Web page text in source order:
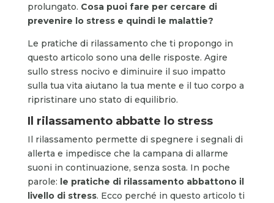
prolungato. Cosa puoi fare per cercare di
prevenire lo stress e quindi le malattie?
Le pratiche di rilassamento che ti propongo in
questo articolo sono una delle risposte. Agire
sullo stress nocivo e diminuire il suo impatto
sulla tua vita aiutano la tua mente e il tuo corpo a
ripristinare uno stato di equilibrio.
Il rilassamento abbatte lo stress
Il rilassamento permette di spegnere i segnali di
allerta e impedisce che la campana di allarme
suoni in continuazione, senza sosta. In poche
parole: le pratiche di rilassamento abbattono il
livello di stress. Ecco perché in questo articolo ti